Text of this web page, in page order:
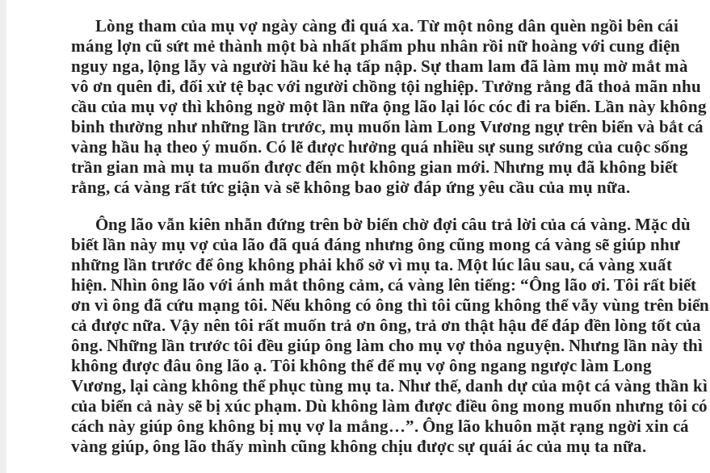
Lòng tham của mụ vợ ngày càng đi quá xa. Từ một nông dân quèn ngồi bên cái
máng lợn cũ sứt mẻ thành một bà nhất phẩm phu nhân rồi nữ hoàng với cung điện
nguy nga, lộng lẫy và người hầu kẻ hạ tấp nập. Sự tham lam đã làm mụ mờ mắt mà
vô ơn quên đi, đối xử tệ bạc với người chồng tội nghiệp. Tưởng rằng đã thoả mãn nhu
cầu của mụ vợ thì không ngờ một lần nữa ộng lão lại lóc cóc đi ra biển. Lần này không
binh thường như những lần trước, mụ muốn làm Long Vương ngự trên biển và bắt cá
vàng hầu hạ theo ý muốn. Có lẽ được hưởng quá nhiều sự sung sướng của cuộc sống
trần gian mà mụ ta muốn được đến một không gian mới. Nhưng mụ đã không biết
rằng, cá vàng rất tức giận và sẽ không bao giờ đáp ứng yêu cầu của mụ nữa.
Ông lão vẫn kiên nhẫn đứng trên bờ biển chờ đợi câu trả lời của cá vàng. Mặc dù
biết lần này mụ vợ của lão đã quá đáng nhưng ông cũng mong cá vàng sẽ giúp như
những lần trước để ông không phải khổ sở vì mụ ta. Một lúc lâu sau, cá vàng xuất
hiện. Nhìn ông lão với ánh mắt thông cảm, cá vàng lên tiếng: “Ông lão ơi. Tôi rất biết
ơn vì ông đã cứu mạng tôi. Nếu không có ông thì tôi cũng không thể vẫy vùng trên biển
cả được nữa. Vậy nên tôi rất muốn trả ơn ông, trả ơn thật hậu để đáp đền lòng tốt của
ông. Những lần trước tôi đều giúp ông làm cho mụ vợ thỏa nguyện. Nhưng lần này thì
không được đâu ông lão ạ. Tôi không thể để mụ vợ ông ngang ngược làm Long
Vương, lại càng không thể phục tùng mụ ta. Như thế, danh dự của một cá vàng thần kì
của biển cả này sẽ bị xúc phạm. Dù không làm được điều ông mong muốn nhưng tôi có
cách này giúp ông không bị mụ vợ la mắng…”. Ông lão khuôn mặt rạng ngời xin cá
vàng giúp, ông lão thấy mình cũng không chịu được sự quái ác của mụ ta nữa.